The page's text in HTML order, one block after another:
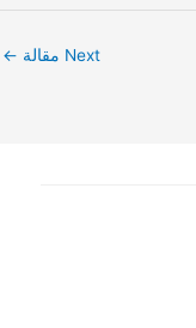
Next مقالة ←